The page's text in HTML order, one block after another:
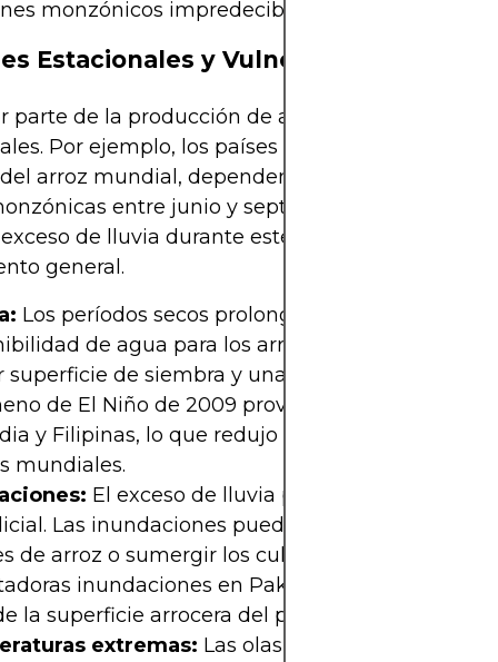
monzónicos impredecibles.
Estacionales y Vulnerabilidades
parte de la producción de arroz sigue ciclos
Por ejemplo, los países de Asia, que
arroz mundial, dependen en gran medida de
entre junio y septiembre. Cualquier
de lluvia durante este período afecta el
general.
Los períodos secos prolongados reducen
de agua para los arrozales, lo que
superficie de siembra y una menor
de El Niño de 2009 provocó graves sequías
y Filipinas, lo que redujo la producción y
mundiales.
El exceso de lluvia puede ser
Las inundaciones pueden destruir las
de arroz o sumergir los cultivos maduros. En
inundaciones en Pakistán arrasaron con
la superficie arrocera del país.
extremas: Las olas de calor pueden